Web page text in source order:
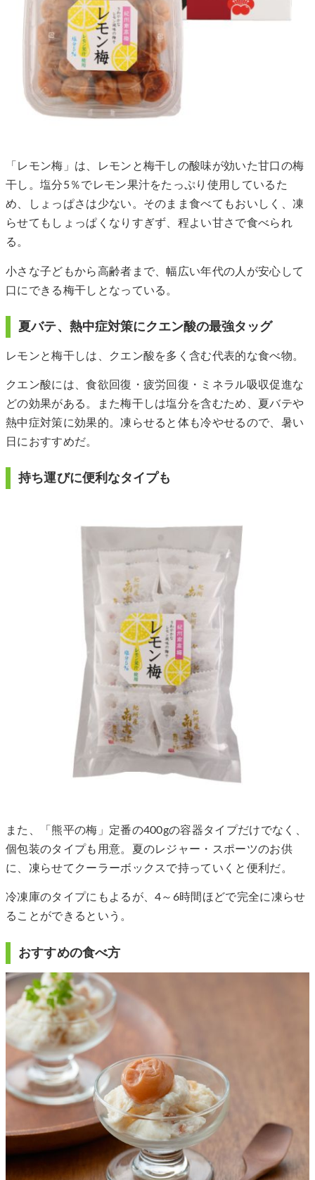
「レモン梅」は、レモンと梅干しの酸味が効いた甘口の梅
干し。塩分5％でレモン果汁をたっぷり使用しているた
め、しょっぱさは少ない。そのまま食べてもおいしく、凍
らせてもしょっぱくなりすぎず、程よい甘さで食べられ
る。
小さな子どもから高齢者まで、幅広い年代の人が安心して
口にできる梅干しとなっている。
夏バテ、熱中症対策にクエン酸の最強タッグ
レモンと梅干しは、クエン酸を多く含む代表的な食べ物。
クエン酸には、食欲回復・疲労回復・ミネラル吸収促進な
どの効果がある。また梅干しは塩分を含むため、夏バテや
熱中症対策に効果的。凍らせると体も冷やせるので、暑い
日におすすめだ。
持ち運びに便利なタイプも
また、「熊平の梅」定番の400gの容器タイプだけでなく、
個包装のタイプも用意。夏のレジャー・スポーツのお供
に、凍らせてクーラーボックスで持っていくと便利だ。
冷凍庫のタイプにもよるが、4～6時間ほどで完全に凍らせ
ることができるという。
おすすめの食べ方